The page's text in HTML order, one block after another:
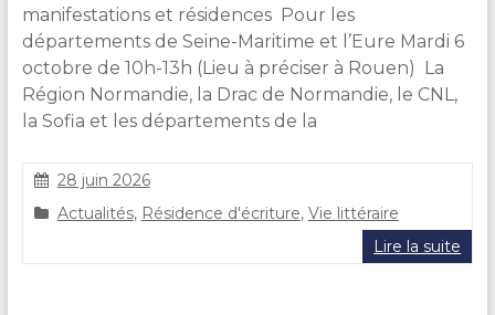
manifestations et résidences Pour les
départements de Seine-Maritime et l’Eure Mardi 6
octobre de 10h-13h (Lieu à préciser à Rouen) La
Région Normandie, la Drac de Normandie, le CNL,
la Sofia et les départements de la
l
28 juin 2026
Actualités, Résidence d'écriture, Vie littéraire
Lire la suite